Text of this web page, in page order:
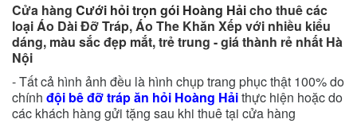
Cửa hàng Cưới hỏi trọn gói Hoàng Hảicho thuê các
loại Áo Dài Đỡ Tráp, Áo The Khăn Xếp với nhiều kiểu
dáng, màu sắc đẹp mắt, trẻ trung - giá thành rẻ nhất Hà
Nội
- Tất cả hình ảnh đều là hình chụp trang phục thật 100% do
chính đội bê đỡ tráp ăn hỏi Hoàng Hảithực hiện hoặc do
các khách hàng gửi tặng sau khi thuê tại cửa hàng